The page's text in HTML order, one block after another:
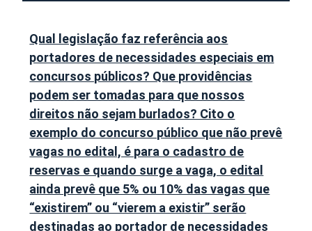
Qual legislação faz referência aos
portadores de necessidades especiais em
concursos públicos? Que providências
podem ser tomadas para que nossos
direitos não sejam burlados? Cito o
exemplo do concurso público que não prevê
vagas no edital, é para o cadastro de
reservas e quando surge a vaga, o edital
ainda prevê que 5% ou 10% das vagas que
“existirem” ou “vierem a existir” serão
destinadas ao portador de necessidades